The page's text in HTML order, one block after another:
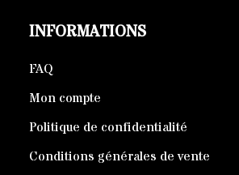
INFORMATIONS
FAQ
Mon compte
Politique de confidentialité
Conditions générales de vente